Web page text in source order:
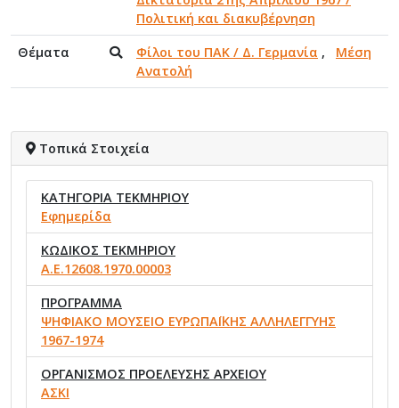
Πολιτική και διακυβέρνηση
Θέματα
Φίλοι του ΠΑΚ / Δ. Γερμανία , Μέση
Ανατολή
Τοπικά Στοιχεία
ΚΑΤΗΓΟΡΙΑ ΤΕΚΜΗΡΙΟΥ
Εφημερίδα
ΚΩΔΙΚΟΣ ΤΕΚΜΗΡΙΟΥ
Α.Ε.12608.1970.00003
ΠΡΟΓΡΑΜΜΑ
ΨΗΦΙΑΚΟ ΜΟΥΣΕΙΟ ΕΥΡΩΠΑΪΚΗΣ ΑΛΛΗΛΕΓΓΥΗΣ
1967-1974
ΟΡΓΑΝΙΣΜΟΣ ΠΡΟΕΛΕΥΣΗΣ ΑΡΧΕΙΟΥ
ΑΣΚΙ